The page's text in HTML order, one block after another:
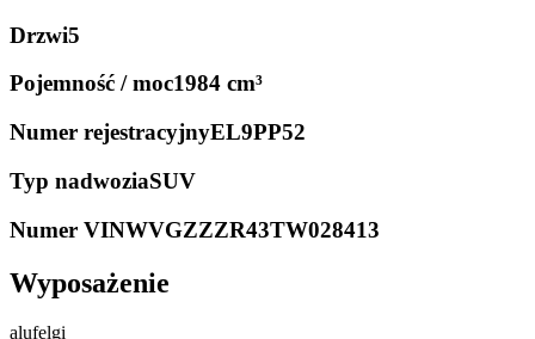
Drzwi5
Pojemność / moc1984 cm³
Numer rejestracyjnyEL9PP52
Typ nadwoziaSUV
Numer VINWVGZZZR43TW028413
Wyposażenie
alufelgi